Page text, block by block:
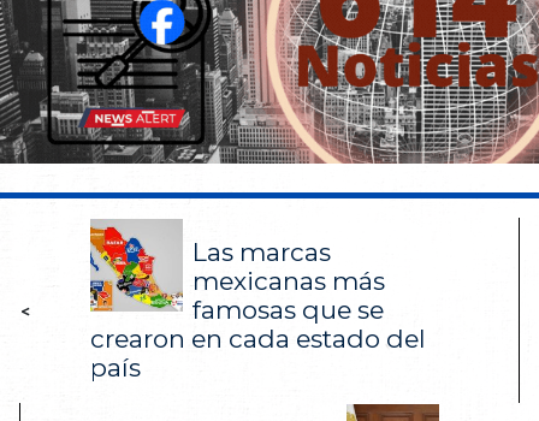
<
Las marcas
mexicanas más
famosas que se
crearon en cada estado del
país